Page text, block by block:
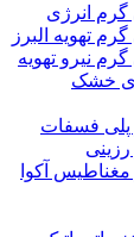
گرم انرژی
تهویه البرز
نیرو تهویه
خشک
فسفات
آکوا